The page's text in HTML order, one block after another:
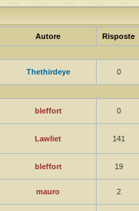
Autore Risposte
Thethirdeye 0
bleffort 0
Lawliet 141
bleffort 19
mauro 2